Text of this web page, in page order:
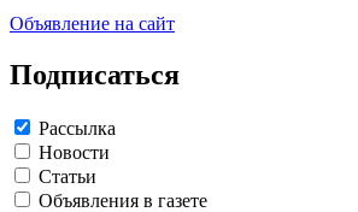
Объявление на сайт
Подписаться
Рассылка
Новости
Статьи
Объявления в газете